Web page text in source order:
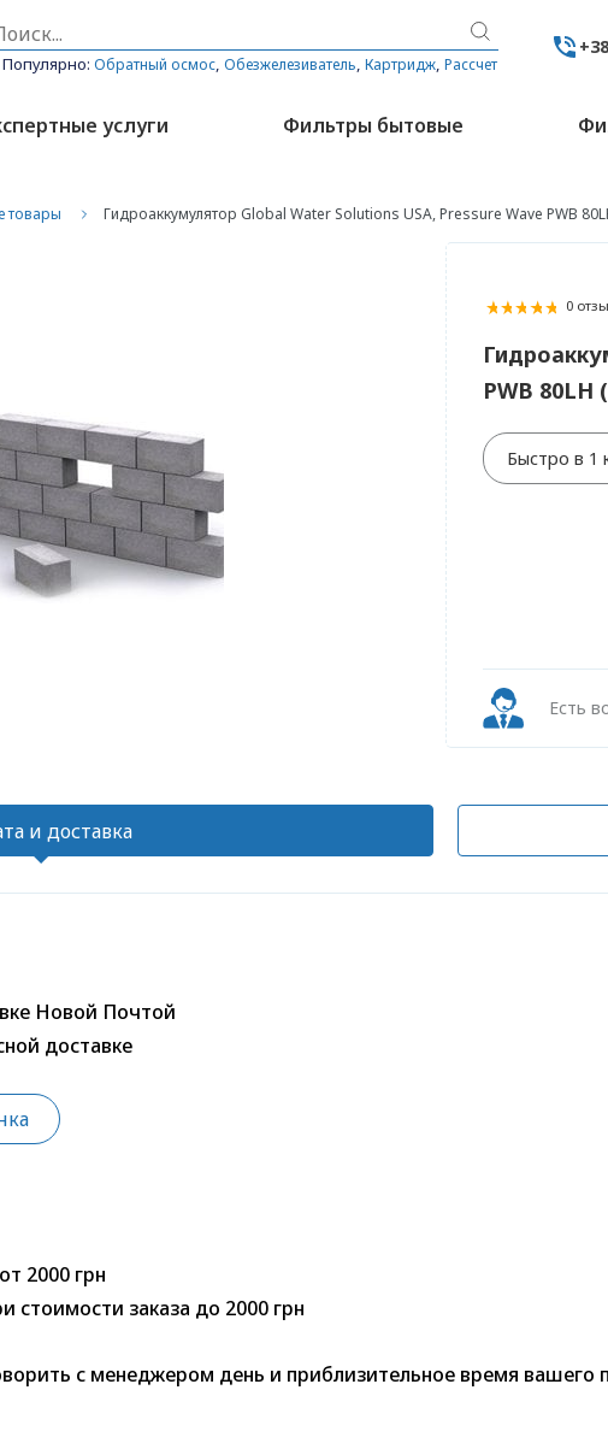
Популярно:Обратный осмос,Обезжелезиватель,Картридж,Рассчет
услуги Фильтры бытовые
товары Гидроаккумулятор Global Water Solutions USA, Pressure Wave PWB
0
PWB 80LH
Быстро в 1
Есть
и доставка
Новой Почтой
доставке
2000 грн
стоимости заказа до 2000 грн
с менеджером день и приблизительное время вашего